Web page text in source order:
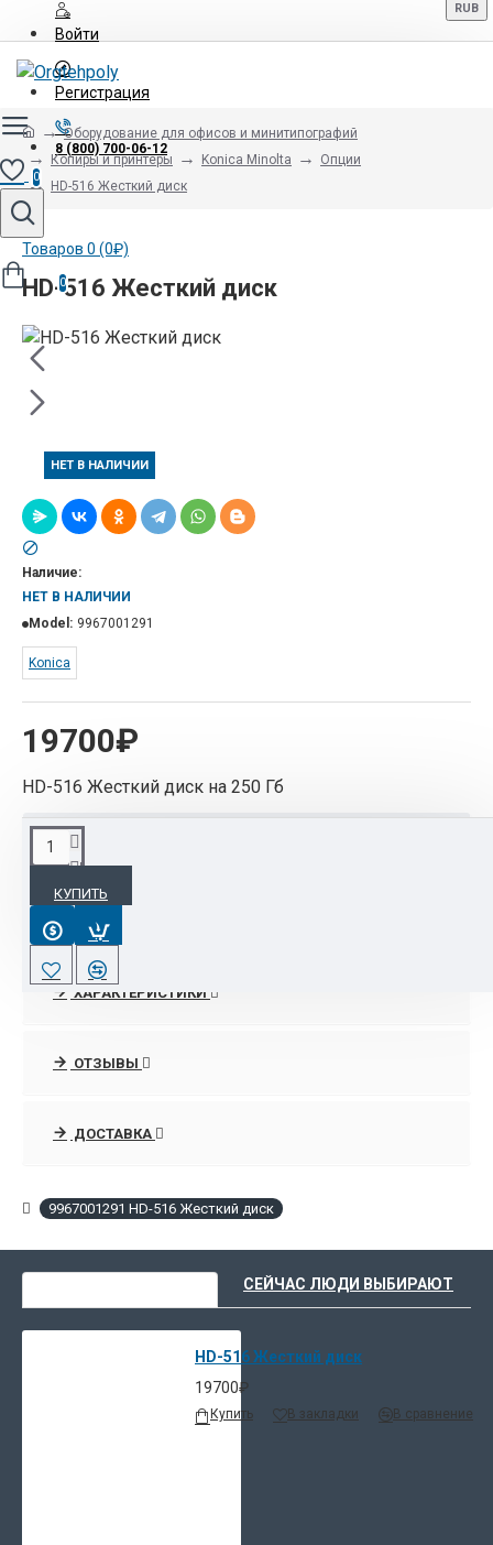
Войти
Регистрация
8 (800) 700-06-12
RUB
0
Товаров 0 (0₽)
0
Оборудование для офисов и минитипографий
Копиры и принтеры
Konica Minolta
Опции
HD-516 Жесткий диск
HD-516 Жесткий диск
НЕТ В НАЛИЧИИ
19700₽
Наличие:
НЕТ В НАЛИЧИИ
Model: 9967001291
Konica
HD-516 Жесткий диск на 250 Гб
КУПИТЬ
ОПИСАНИЕ
HD-516 Жесткий диск на 250 Гб
ХАРАКТЕРИСТИКИ
ОТЗЫВЫ
ДОСТАВКА
9967001291 HD-516 Жесткий диск
СЕЙЧАС ЛЮДИ ВЫБИРАЮТ
HD-516 Жесткий диск
19700₽
Купить В закладки В сравнение